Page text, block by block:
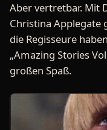
Aber vertretbar. Mit
Christina Applegate
die Regisseure
„Amazing Stories
großen Spaß.